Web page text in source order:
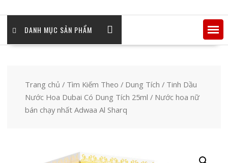
DANH MỤC SẢN PHẨM
Trang chủ / Tìm Kiếm Theo / Dung Tích / Tinh Dầu
Nước Hoa Dubai Có Dung Tích 25ml / Nước hoa nữ
bán chạy nhất Adwaa Al Sharq